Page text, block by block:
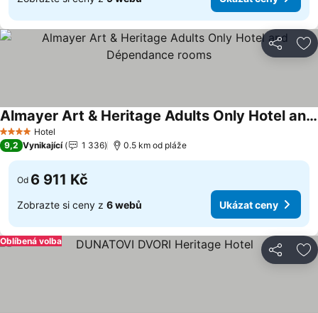
Sdílet
4 Počet hvězdiček
Hotel
Almayer Art & Heritage Adults Only Hotel and Dépendance rooms
9,2 Vynikající 1 336 0.5 km od pláže
Od 6 911 Kč
Zobrazte si ceny z 6 webů Ukázat ceny
Sdílet
Oblíbená volba